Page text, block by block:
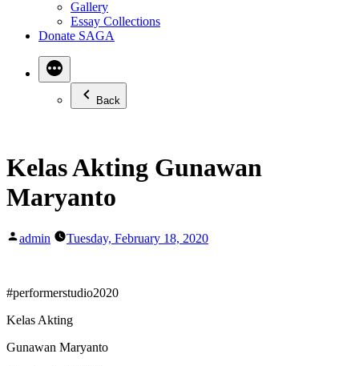
Gallery
Essay Collections
Donate SAGA
Back
Kelas Akting Gunawan
Maryanto
Posted
admin Tuesday, February 18, 2020
#performerstudio2020
Kelas Akting
Gunawan Maryanto